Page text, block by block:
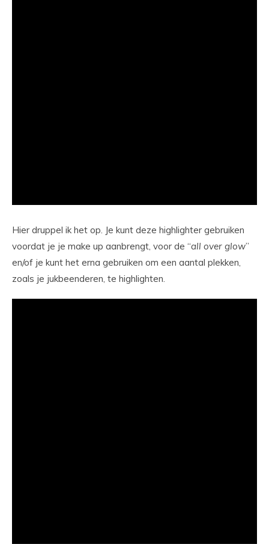
Hier druppel ik het op. Je kunt deze highlighter gebruiken
voordat je je make up aanbrengt, voor de “all over glow”
en/of je kunt het erna gebruiken om een aantal plekken,
zoals je jukbeenderen, te highlighten.